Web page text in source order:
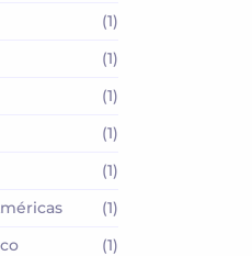
(1)
(1)
(1)
(1)
(1)
(1)
(1)